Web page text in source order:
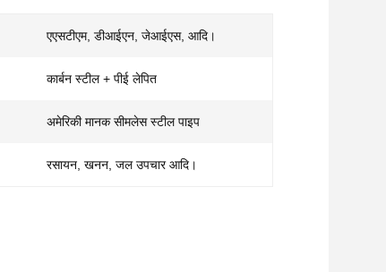
एएसटीएम, डीआईएन, जेआईएस, आदि।
कार्बन स्टील + पीई लेपित
अमेरिकी मानक सीमलेस स्टील पाइप
रसायन, खनन, जल उपचार आदि।